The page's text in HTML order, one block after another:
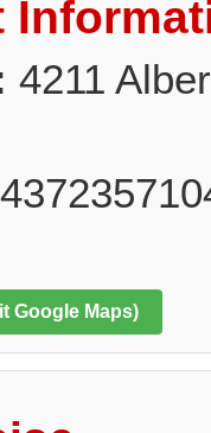
4211
Google Maps)